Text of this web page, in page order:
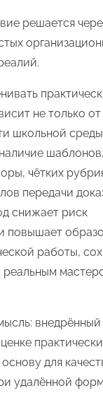
решается
не только
школьной среды
чётких
передачи
снижает риск
повышает
работы,
для
удалённой